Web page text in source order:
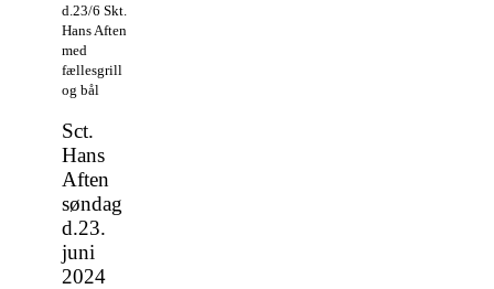
d.23/6 Skt.
Hans Aften
med
fællesgrill
og bål
Sct.
Hans
Aften
søndag
d.23.
juni
2024